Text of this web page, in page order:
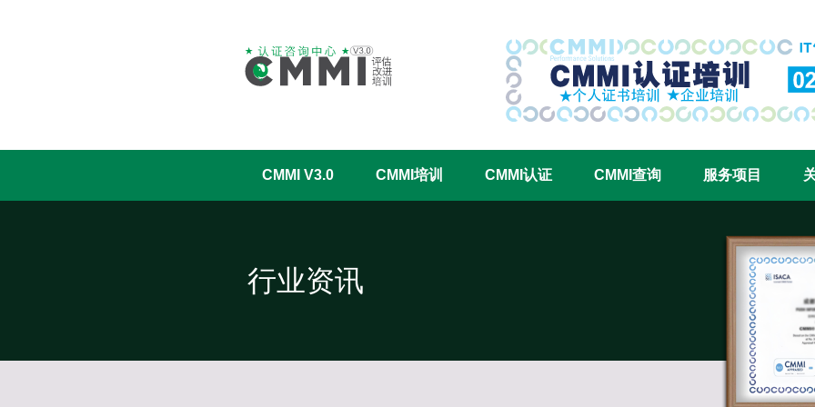
CMMI认证咨询中心官网
CMMI V3.0 CMMI培训 CMMI认证 CMMI查询 服务项目
行业资讯